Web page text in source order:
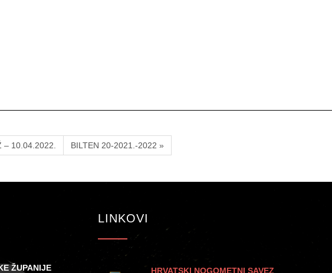
– 10.04.2022. BILTEN 20-2021.-2022 »
ŽUPANIJE
LINKOVI
HRVATSKI NOGOMETNI SAVEZ